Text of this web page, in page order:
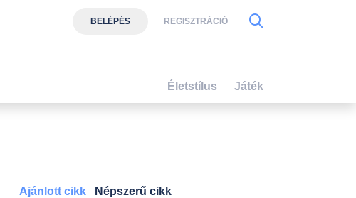
Ajánlott cikk Népszerű cikk
BELÉPÉS REGISZTRÁCIÓ
Életstílus Játék